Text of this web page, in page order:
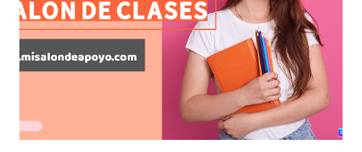
plan de intervención adecuado para atender las necesidades
que nuestro grupo requiera de acuerdo a los resultados del
examen trimestral que apliquemos. Sin mas que decir les
damos las gracias para seguir apoyándonos en este nuevo
blog educativo y gracias por su preferencia. Recuerden
que todo material que aquí se comparte solo se hac...